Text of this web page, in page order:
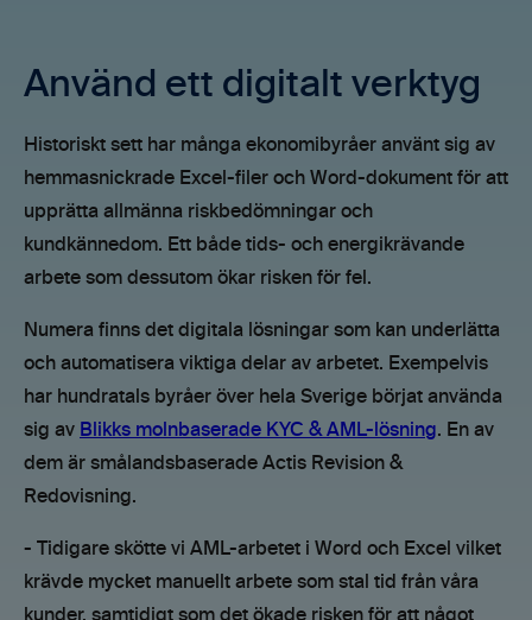
Använd ett digitalt verktyg
Historiskt sett har många ekonomibyråer använt sig av
hemmasnickrade Excel-filer och Word-dokument för att
upprätta allmänna riskbedömningar och
kundkännedom. Ett både tids- och energikrävande
arbete som dessutom ökar risken för fel.
Numera finns det digitala lösningar som kan underlätta
och automatisera viktiga delar av arbetet. Exempelvis
har hundratals byråer över hela Sverige börjat använda
sig av Blikks molnbaserade KYC & AML-lösning. En av
dem är smålandsbaserade Actis Revision &
Redovisning.
- Tidigare skötte vi AML-arbetet i Word och Excel vilket
krävde mycket manuellt arbete som stal tid från våra